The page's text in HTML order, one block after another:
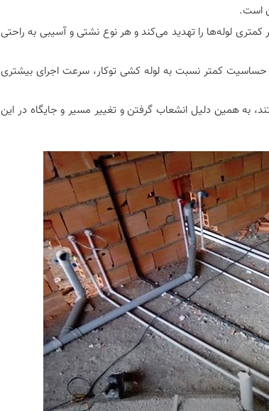
است.
لوله‌ها را تهدید می‌کند و هر نوع نشتی و آسیبی به راحتی
و حساسیت کمتر نسبت به لوله کشی توکار، سرعت اجرای بیشتری
به همین دلیل انشعاب گرفتن و تغییر مسیر و جایگاه در این